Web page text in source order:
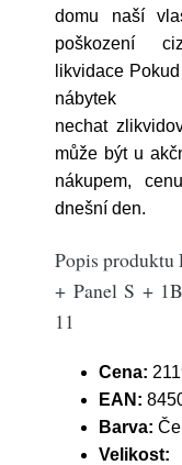
domu naší
poškození
likvidace
nechat
může být u
nákupem,
dnešní den.
Popis produktu
+ Panel S +
11
Cena:
EAN:
Barva:
Velikost: